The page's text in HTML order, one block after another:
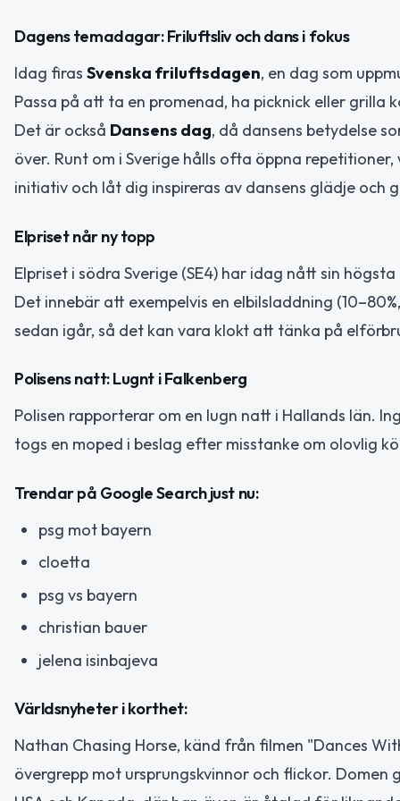
Dagens temadagar: Friluftsliv och dans i fokus
Idag firas Svenska friluftsdagen, en dag som
Passa på att ta en promenad, ha picknick eller
Det är också Dansens dag, då dansens betydelse
över. Runt om i Sverige hålls ofta öppna
initiativ och låt dig inspireras av dansens glädje och
Elpriset når ny topp
Elpriset i södra Sverige (SE4) har idag nått sin
Det innebär att exempelvis en elbilsladdning
sedan igår, så det kan vara klokt att tänka på
Polisens natt: Lugnt i Falkenberg
Polisen rapporterar om en lugn natt i Hallands län.
togs en moped i beslag efter misstanke om olovlig
Trendar på Google Search just nu:
psg mot bayern
cloetta
psg vs bayern
christian bauer
jelena isinbajeva
Världsnyheter i korthet:
Nathan Chasing Horse, känd från filmen "Dances
övergrepp mot ursprungskvinnor och flickor.